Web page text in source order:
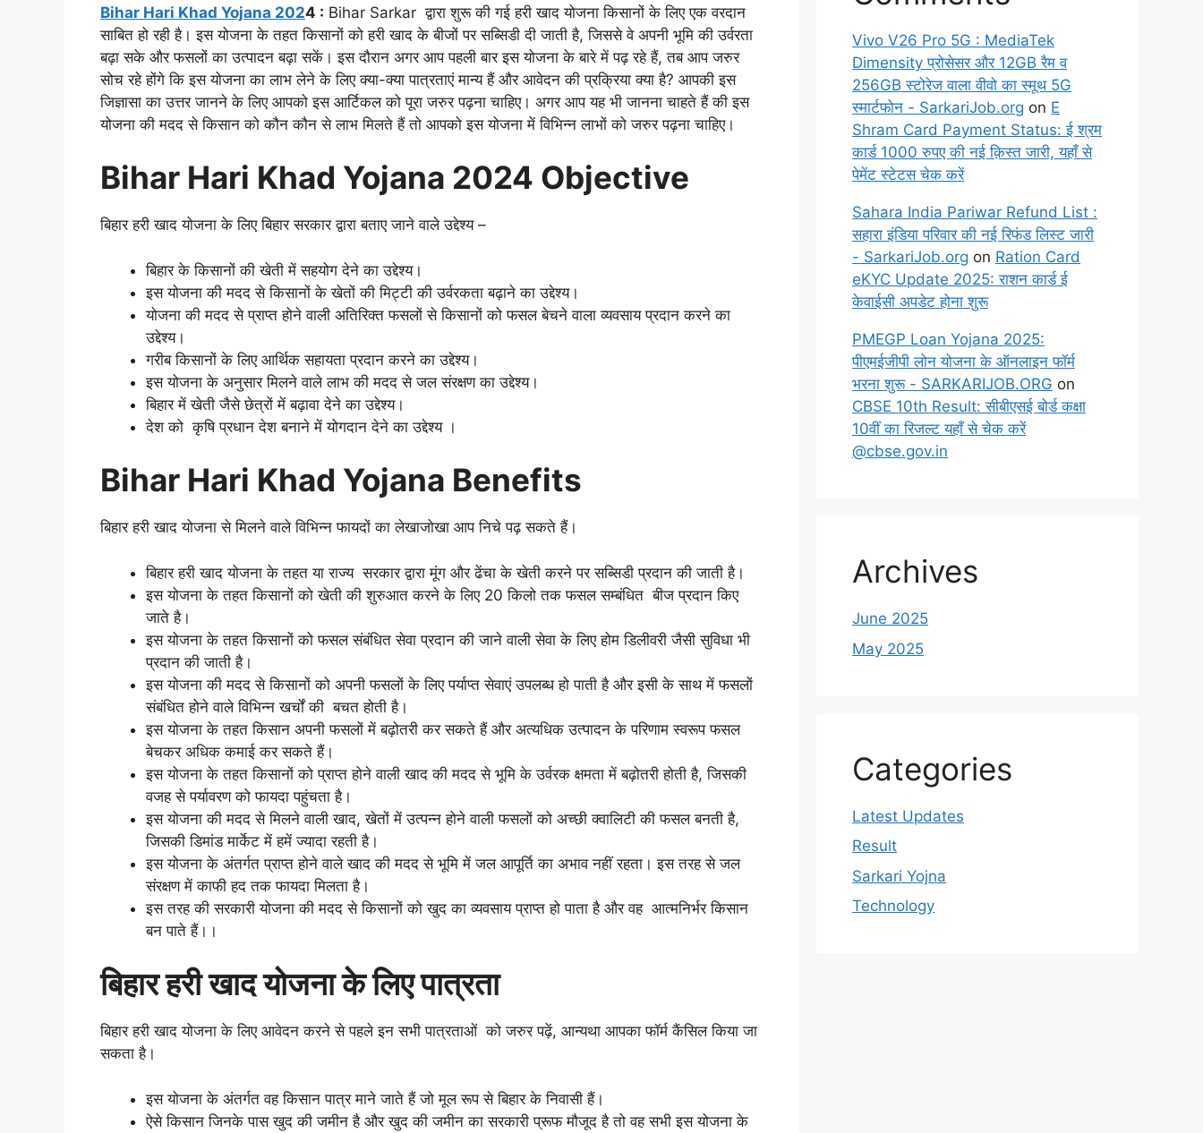
Bihar Hari Khad Yojana 2024 : Bihar Sarkar द्वारा शुरू की गई हरी खाद योजना किसानों के लिए एक वरदान
साबित हो रही है। इस योजना के तहत किसानों को हरी खाद के बीजों पर सब्सिडी दी जाती है, जिससे वे अपनी भूमि की उर्वरता
बढ़ा सके और फसलों का उत्पादन बढ़ा सकें। इस दौरान अगर आप पहली बार इस योजना के बारे में पढ़ रहे हैं, तब आप जरुर
सोच रहे होंगे कि इस योजना का लाभ लेने के लिए क्या-क्या पात्रताएं मान्य हैं और आवेदन की प्रक्रिया क्या है? आपकी इस
जिज्ञासा का उत्तर जानने के लिए आपको इस आर्टिकल को पूरा जरुर पढ़ना चाहिए। अगर आप यह भी जानना चाहते हैं की इस
योजना की मदद से किसान को कौन कौन से लाभ मिलते हैं तो आपको इस योजना में विभिन्न लाभों को जरुर पढ़ना चाहिए।
Bihar Hari Khad Yojana 2024 Objective
बिहार हरी खाद योजना के लिए बिहार सरकार द्वारा बताए जाने वाले उद्देश्य –
बिहार के किसानों की खेती में सहयोग देने का उद्देश्य।
इस योजना की मदद से किसानों के खेतों की मिट्टी की उर्वरकता बढ़ाने का उद्देश्य।
योजना की मदद से प्राप्त होने वाली अतिरिक्त फसलों से किसानों को फसल बेचने वाला व्यवसाय प्रदान करने का
उद्देश्य।
गरीब किसानों के लिए आर्थिक सहायता प्रदान करने का उद्देश्य।
इस योजना के अनुसार मिलने वाले लाभ की मदद से जल संरक्षण का उद्देश्य।
बिहार में खेती जैसे छेत्रों में बढ़ावा देने का उद्देश्य।
देश को कृषि प्रधान देश बनाने में योगदान देने का उद्देश्य ।
Bihar Hari Khad Yojana Benefits
बिहार हरी खाद योजना से मिलने वाले विभिन्न फायदों का लेखाजोखा आप निचे पढ़ सकते हैं।
बिहार हरी खाद योजना के तहत या राज्य सरकार द्वारा मूंग और ढेंचा के खेती करने पर सब्सिडी प्रदान की जाती है।
इस योजना के तहत किसानों को खेती की शुरुआत करने के लिए 20 किलो तक फसल सम्बंधित बीज प्रदान किए
जाते है।
इस योजना के तहत किसानों को फसल संबंधित सेवा प्रदान की जाने वाली सेवा के लिए होम डिलीवरी जैसी सुविधा भी
प्रदान की जाती है।
इस योजना की मदद से किसानों को अपनी फसलों के लिए पर्याप्त सेवाएं उपलब्ध हो पाती है और इसी के साथ में फसलों
संबंधित होने वाले विभिन्न खर्चों की बचत होती है।
इस योजना के तहत किसान अपनी फसलों में बढ़ोतरी कर सकते हैं और अत्यधिक उत्पादन के परिणाम स्वरूप फसल
बेचकर अधिक कमाई कर सकते हैं।
इस योजना के तहत किसानों को प्राप्त होने वाली खाद की मदद से भूमि के उर्वरक क्षमता में बढ़ोतरी होती है, जिसकी
वजह से पर्यावरण को फायदा पहुंचता है।
इस योजना की मदद से मिलने वाली खाद, खेतों में उत्पन्न होने वाली फसलों को अच्छी क्वालिटी की फसल बनती है,
जिसकी डिमांड मार्केट में हमें ज्यादा रहती है।
इस योजना के अंतर्गत प्राप्त होने वाले खाद की मदद से भूमि में जल आपूर्ति का अभाव नहीं रहता। इस तरह से जल
संरक्षण में काफी हद तक फायदा मिलता है।
इस तरह की सरकारी योजना की मदद से किसानों को खुद का व्यवसाय प्राप्त हो पाता है और वह आत्मनिर्भर किसान
बन पाते हैं।।
बिहार हरी खाद योजना के लिए पात्रता
बिहार हरी खाद योजना के लिए आवेदन करने से पहले इन सभी पात्रताओं को जरुर पढ़ें, आन्यथा आपका फॉर्म कैंसिल किया जा
सकता है।
इस योजना के अंतर्गत वह किसान पात्र माने जाते हैं जो मूल रूप से बिहार के निवासी हैं।
ऐसे किसान जिनके पास खुद की जमीन है और खुद की जमीन का सरकारी प्रूफ मौजूद है तो वह सभी इस योजना के
Vivo V26 Pro 5G : MediaTek
Dimensity प्रोसेसर और 12GB रैम व
256GB स्टोरेज वाला वीवो का स्मूथ 5G
स्मार्टफोन - SarkariJob.org on E
Shram Card Payment Status: ई श्रम
कार्ड 1000 रुपए की नई क़िस्त जारी, यहाँ से
पेमेंट स्टेटस चेक करें
Sahara India Pariwar Refund List :
सहारा इंडिया परिवार की नई रिफंड लिस्ट जारी
- SarkariJob.org on Ration Card
eKYC Update 2025: राशन कार्ड ई
केवाईसी अपडेट होना शुरू
PMEGP Loan Yojana 2025:
पीएमईजीपी लोन योजना के ऑनलाइन फॉर्म
भरना शुरू - SARKARIJOB.ORG on
CBSE 10th Result: सीबीएसई बोर्ड कक्षा
10वीं का रिजल्ट यहाँ से चेक करें
@cbse.gov.in
Archives
June 2025
May 2025
Categories
Latest Updates
Result
Sarkari Yojna
Technology